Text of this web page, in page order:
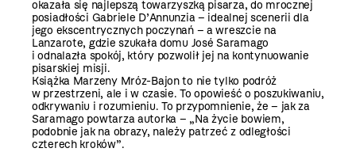
okazała się najlepszą towarzyszką pisarza, do mrocznej
posiadłości Gabriele D’Annunzia – idealnej scenerii dla
jego ekscentrycznych poczynań – a wreszcie na
Lanzarote, gdzie szukała domu José Saramago
i odnalazła spokój, który pozwolił jej na kontynuowanie
pisarskiej misji.
Książka Marzeny Mróz-Bajon to nie tylko podróż
w przestrzeni, ale i w czasie. To opowieść o poszukiwaniu,
odkrywaniu i rozumieniu. To przypomnienie, że – jak za
Saramago powtarza autorka – „Na życie bowiem,
podobnie jak na obrazy, należy patrzeć z odległości
czterech kroków”.